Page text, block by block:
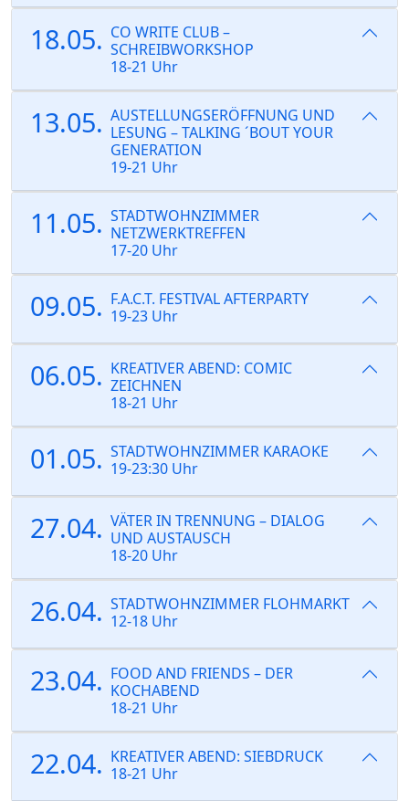
18.05. CO WRITE CLUB –
SCHREIBWORKSHOP
18-21 Uhr
13.05. AUSTELLUNGSERÖFFNUNG UND
LESUNG – TALKING ´BOUT YOUR
GENERATION
19-21 Uhr
11.05. STADTWOHNZIMMER
NETZWERKTREFFEN
17-20 Uhr
09.05. F.A.C.T. FESTIVAL AFTERPARTY
19-23 Uhr
06.05. KREATIVER ABEND: COMIC
ZEICHNEN
18-21 Uhr
01.05. STADTWOHNZIMMER KARAOKE
19-23:30 Uhr
27.04. VÄTER IN TRENNUNG – DIALOG
UND AUSTAUSCH
18-20 Uhr
26.04. STADTWOHNZIMMER FLOHMARKT
12-18 Uhr
23.04. FOOD AND FRIENDS – DER
KOCHABEND
18-21 Uhr
22.04. KREATIVER ABEND: SIEBDRUCK
18-21 Uhr